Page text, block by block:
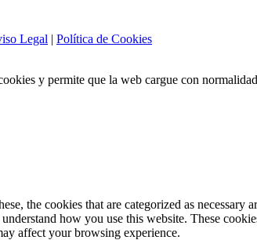
Legal | Política de Cookies
y permite que la web cargue con
the cookies that are categorized as necessary
how you use this website. These
affect your browsing experience.